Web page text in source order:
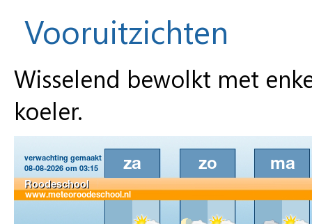
Vooruitzichten
Wisselend bewolkt met
koeler.